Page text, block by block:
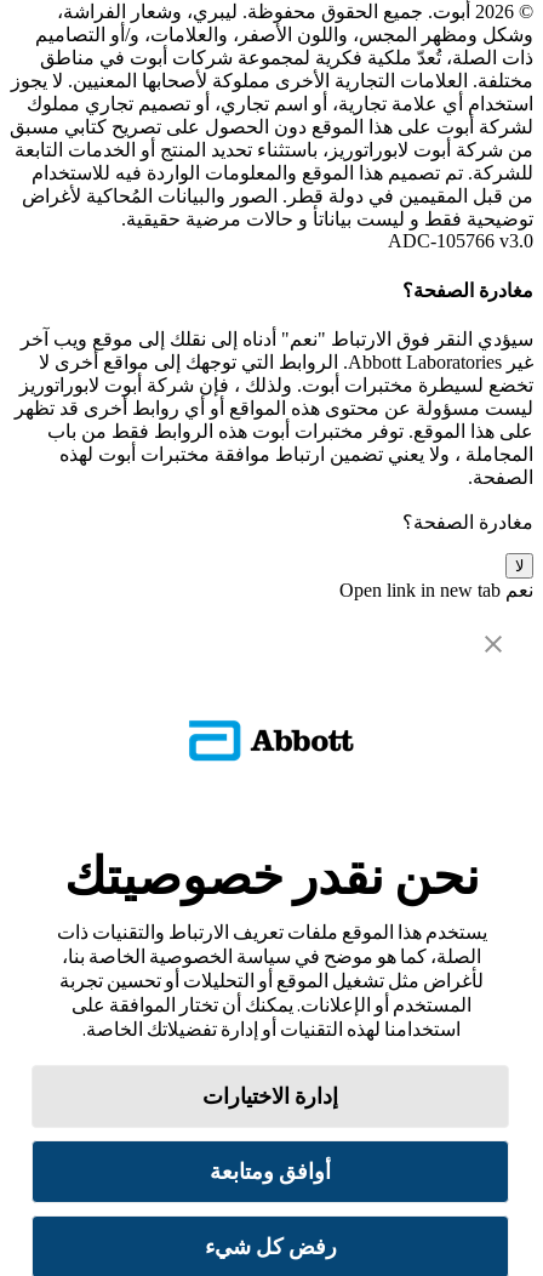
© 2026 أبوت. جميع الحقوق محفوظة. ليبري، وشعار الفراشة،
وشكل ومظهر المجس، واللون الأصفر، والعلامات، و/أو التصاميم
ذات الصلة، تُعدّ ملكية فكرية لمجموعة شركات أبوت في مناطق
مختلفة. العلامات التجارية الأخرى مملوكة لأصحابها المعنيين. لا يجوز
استخدام أي علامة تجارية، أو اسم تجاري، أو تصميم تجاري مملوك
لشركة أبوت على هذا الموقع دون الحصول على تصريح كتابي مسبق
من شركة أبوت لابوراتوريز، باستثناء تحديد المنتج أو الخدمات التابعة
للشركة. تم تصميم هذا الموقع والمعلومات الواردة فيه للاستخدام
من قبل المقيمين في دولة قطر. الصور والبيانات المُحاكية لأغراض
توضيحية فقط و ليست بياناتأ و حالات مرضية حقيقية.
ADC-105766 v3.0
مغادرة الصفحة؟
سيؤدي النقر فوق الارتباط "نعم" أدناه إلى نقلك إلى موقع ويب آخر
غير Abbott Laboratories. الروابط التي توجهك إلى مواقع أخرى لا
تخضع لسيطرة مختبرات أبوت. ولذلك ، فإن شركة أبوت لابوراتوريز
ليست مسؤولة عن محتوى هذه المواقع أو أي روابط أخرى قد تظهر
على هذا الموقع. توفر مختبرات أبوت هذه الروابط فقط من باب
المجاملة ، ولا يعني تضمين ارتباط موافقة مختبرات أبوت لهذه
الصفحة.
مغادرة الصفحة؟
لا
نعم Open link in new tab
نحن نقدر خصوصيتك
يستخدم هذا الموقع ملفات تعريف الارتباط والتقنيات ذات
الصلة، كما هو موضح في سياسة الخصوصية الخاصة بنا،
لأغراض مثل تشغيل الموقع أو التحليلات أو تحسين تجربة
المستخدم أو الإعلانات. يمكنك أن تختار الموافقة على
استخدامنا لهذه التقنيات أو إدارة تفضيلاتك الخاصة.
إدارة الاختيارات
أوافق ومتابعة
رفض كل شيء